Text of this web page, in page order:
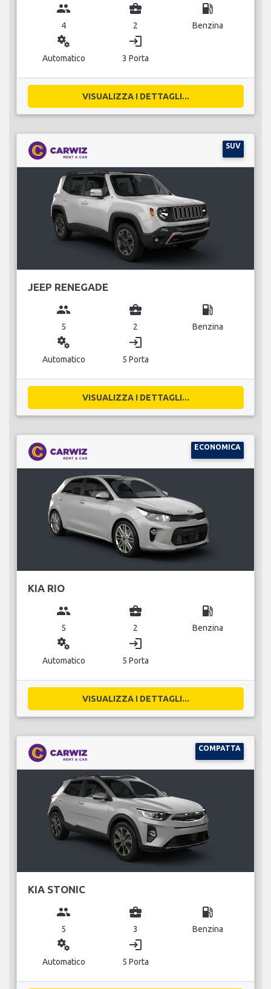
group
4
business_center
2
local_gas_station
Benzina
miscellaneous_services
Automatico
login
3 Porta
VISUALIZZA I DETTAGLI...
SUV
JEEP RENEGADE
group
5
business_center
2
local_gas_station
Benzina
miscellaneous_services
Automatico
login
5 Porta
VISUALIZZA I DETTAGLI...
ECONOMICA
KIA RIO
group
5
business_center
2
local_gas_station
Benzina
miscellaneous_services
Automatico
login
5 Porta
VISUALIZZA I DETTAGLI...
COMPATTA
KIA STONIC
group
5
business_center
3
local_gas_station
Benzina
miscellaneous_services
Automatico
login
5 Porta